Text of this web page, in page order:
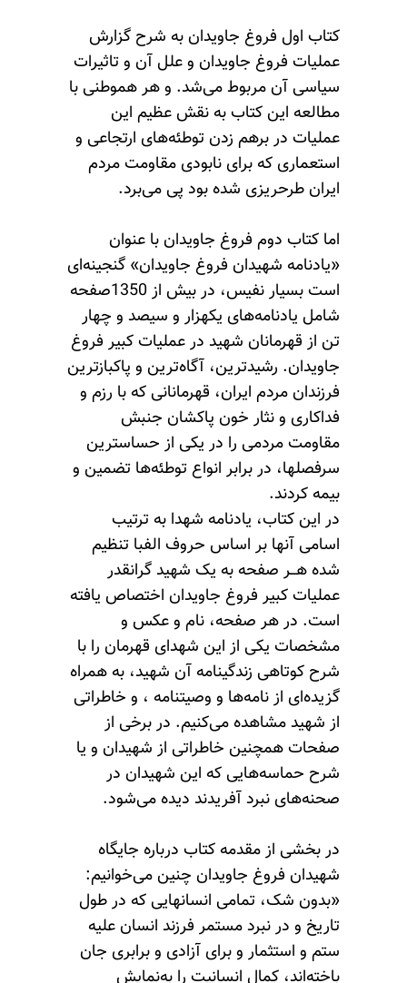
کتاب اول فروغ جاویدان به شرح گزارش
عملیات فروغ جاویدان و علل آن و تاثیرات
سیاسی آن مربوط می‌شد. و هر هموطنی با
مطالعه این کتاب به نقش عظیم این
عملیات در برهم زدن توطئه‌های ارتجاعی و
استعماری که برای نابودی مقاومت مردم
ایران طرحریزی شده بود پی می‌برد.
اما کتاب دوم فروغ جاویدان با عنوان
«یادنامه شهیدان فروغ جاویدان» گنجینه‌ای
است بسیار نفیس، در بیش از 1350صفحه
شامل یادنامه‌های یکهزار و سیصد‌ و چهار
تن از قهرمانان شهید در عملیات کبیر فروغ
جاویدان. رشیدترین، آگاه‌ترین و پاکبازترین
فرزندان مردم ایران، قهرمانانی که با رزم و
فداکاری و نثار خون پاکشان جنبش
مقاومت مردمی را در یکی از حساسترین
سرفصلها، در برابر انواع توطئه‌ها تضمین و
بیمه کردند.
در این کتاب، یادنامه شهدا به ترتیب
اسامی آنها بر اساس حروف الفبا تنظیم
شده هــر صفحه به یک شهید گرانقدر
عملیات کبیر فروغ جاویدان اختصاص یافته
است. در هر صفحه، نام و عکس و
مشخصات یکی از این شهدای قهرمان را با
شرح کوتاهی زندگینامه آن شهید، به همراه
گزیده‌ای از نامه‌ها و وصیتنامه‌ ، و خاطراتی
از شهید مشاهده می‌کنیم. در برخی از
صفحات همچنین خاطراتی از شهیدان و یا
شرح حماسه‌هایی که این شهیدان در
صحنه‌های نبرد آفریدند دیده می‌شود.
در بخشی از مقدمه کتاب درباره جایگاه
شهیدان فروغ جاویدان چنین می‌خوانیم:
«بدون شک، تمامی انسانهایی که در طول
تاریخ و در نبرد مستمر فرزند انسان علیه
ستم و استثمار و برای آزادی و برابری جان
باخته‌اند، کمال انسانیت را به‌نمایش